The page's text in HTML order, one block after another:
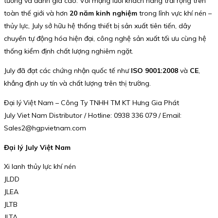
toàn thế giới và hơn 20 năm kinh nghiệm trong lĩnh vực khí nén –
thủy lực, July sở hữu hệ thống thiết bị sản xuất tiên tiến, dây
chuyền tự động hóa hiện đại, công nghệ sản xuất tối ưu cùng hệ
thống kiểm định chất lượng nghiêm ngặt.
July đã đạt các chứng nhận quốc tế như ISO 9001:2008 và CE,
khẳng định uy tín và chất lượng trên thị trường.
Đại lý Việt Nam – Công Ty TNHH TM KT Hưng Gia Phát
July Viet Nam Distributor / Hotline: 0938 336 079 / Email:
Sales2@hgpvietnam.com
Đại lý July Việt Nam
Xi lanh thủy lực khí nén
JLDD
JLEA
JLTB